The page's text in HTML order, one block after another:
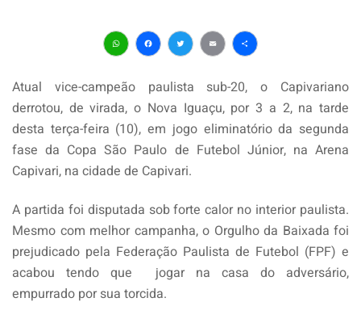
WhatsApp
Facebook
Twitter
EmailShare
Atual vice-campeão paulista sub-20, o Capivariano
derrotou, de virada, o Nova Iguaçu, por 3 a 2, na tarde
desta terça-feira (10), em jogo eliminatório da segunda
fase da Copa São Paulo de Futebol Júnior, na Arena
Capivari, na cidade de Capivari.
A partida foi disputada sob forte calor no interior paulista.
Mesmo com melhor campanha, o Orgulho da Baixada foi
prejudicado pela Federação Paulista de Futebol (FPF) e
acabou tendo que jogar na casa do adversário,
empurrado por sua torcida.